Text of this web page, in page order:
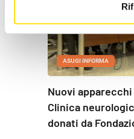
ASUGI INFORMA
Nuovi
Clinica
donati da